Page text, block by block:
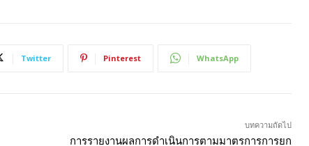
Twitter Pinterest WhatsApp
บทความถัดไป
การรายงานผลการดำเนินการตามมาตรการการยก